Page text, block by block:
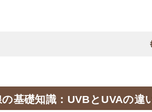
基礎知識：UVBとUVAの違